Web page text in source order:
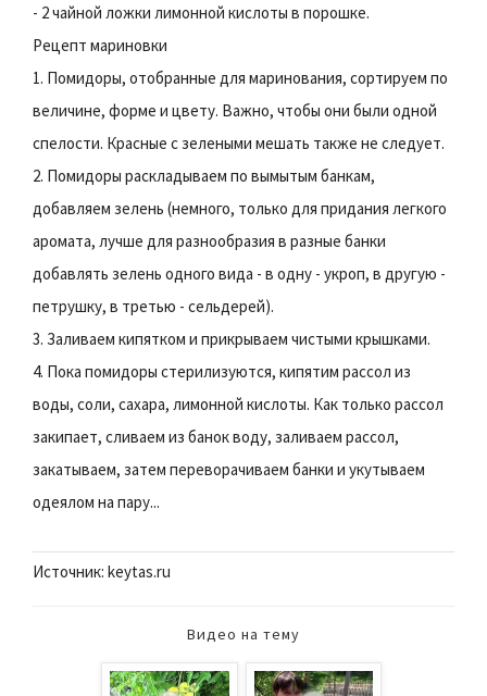
- 2 чайной ложки лимонной кислоты в порошке.
Рецепт мариновки
1. Помидоры, отобранные для маринования, сортируем по
величине, форме и цвету. Важно, чтобы они были одной
спелости. Красные с зелеными мешать также не следует.
2. Помидоры раскладываем по вымытым банкам,
добавляем зелень (немного, только для придания легкого
аромата, лучше для разнообразия в разные банки
добавлять зелень одного вида - в одну - укроп, в другую -
петрушку, в третью - сельдерей).
3. Заливаем кипятком и прикрываем чистыми крышками.
4. Пока помидоры стерилизуются, кипятим рассол из
воды, соли, сахара, лимонной кислоты. Как только рассол
закипает, сливаем из банок воду, заливаем рассол,
закатываем, затем переворачиваем банки и укутываем
одеялом на пару...
Источник: keytas.ru
Видео на тему